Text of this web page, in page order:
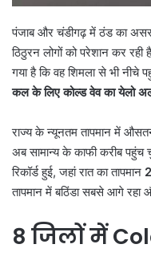
पंजाब और चंडीगढ़ में ठंड का असर
ठिठुरन लोगों को परेशान कर रही
गया है कि वह शिमला से भी नीचे
कल के लिए कोल्ड वेव का येलो
राज्य के न्यूनतम तापमान में
अब सामान्य के काफी करीब
रिकॉर्ड हुई, जहां रात का तापमान
तापमान में बठिंडा सबसे आगे रहा
8 जिलों में